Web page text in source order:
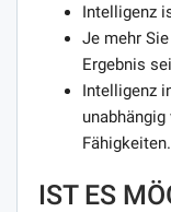
Intelligenz
Je mehr
Ergebnis
Intelligenz
Fähigkeiten.
IST ES